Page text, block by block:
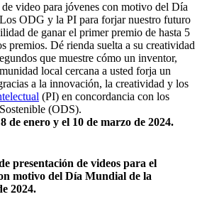
video para jóvenes con motivo del Día
ODG y la PI para forjar nuestro futuro
de ganar el primer premio de hasta 5
premios. Dé rienda suelta a su creatividad
que muestre cómo un inventor,
local cercana a usted forja un
a la innovación, la creatividad y los
(PI) en concordancia con los
(ODS).
de enero y el 10 de marzo de 2024.
presentación de videos para el
motivo del Día Mundial de la
2024.